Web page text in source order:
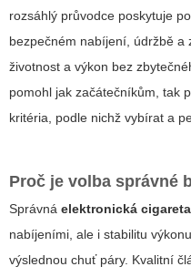
rozsáhlý průvodce poskytuje
bezpečném nabíjení, údržbě a
životnost a výkon bez
pomohl jak začátečníkům, tak
kritéria, podle nichž vybírat a
Proč je volba správné
Správná elektronická
nabíjeními, ale i stabilitu
výslednou chuť páry. Kvalitní